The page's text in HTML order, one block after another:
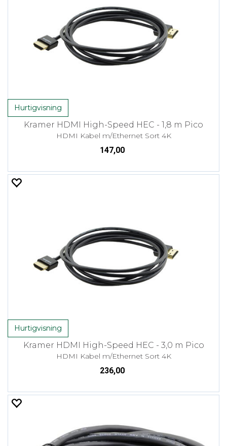
Hurtigvisning
Kramer HDMI High-Speed HEC - 1,8 m Pico
HDMI Kabel m/Ethernet Sort 4K
147,00
Hurtigvisning
Kramer HDMI High-Speed HEC - 3,0 m Pico
HDMI Kabel m/Ethernet Sort 4K
236,00